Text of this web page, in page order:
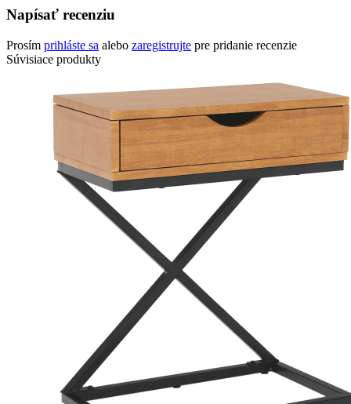
Napísať recenziu
Prosím prihláste sa alebo zaregistrujte pre pridanie recenzie
Súvisiace produkty